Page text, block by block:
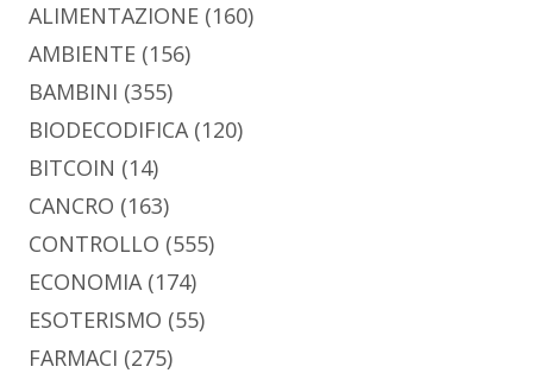
ALIMENTAZIONE (160)
AMBIENTE (156)
BAMBINI (355)
BIODECODIFICA(120)
BITCOIN (14)
CANCRO (163)
CONTROLLO (555)
ECONOMIA(174)
ESOTERISMO (55)
FARMACI (275)